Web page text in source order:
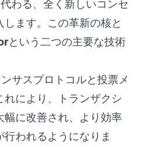
わる、全く新しいコンセ
ます。この革新の核と
という二つの主要な技術
サスプロトコルと投票メ
れにより、トランザクシ
幅に改善され、より効率
われるようになりま